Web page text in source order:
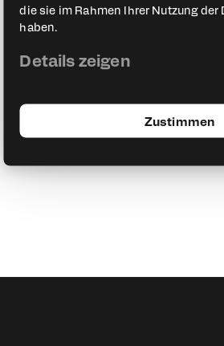
die sie im Rahmen Ihrer Nutzung
haben.
Details zeigen
Zustimmen